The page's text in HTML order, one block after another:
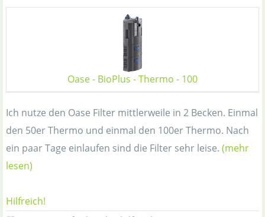
Oase - BioPlus - Thermo - 100
Ich nutze den Oase Filter mittlerweile in 2 Becken. Einmal
den 50er Thermo und einmal den 100er Thermo. Nach
ein paar Tage einlaufen sind die Filter sehr leise. (mehr
lesen)
Hilfreich!